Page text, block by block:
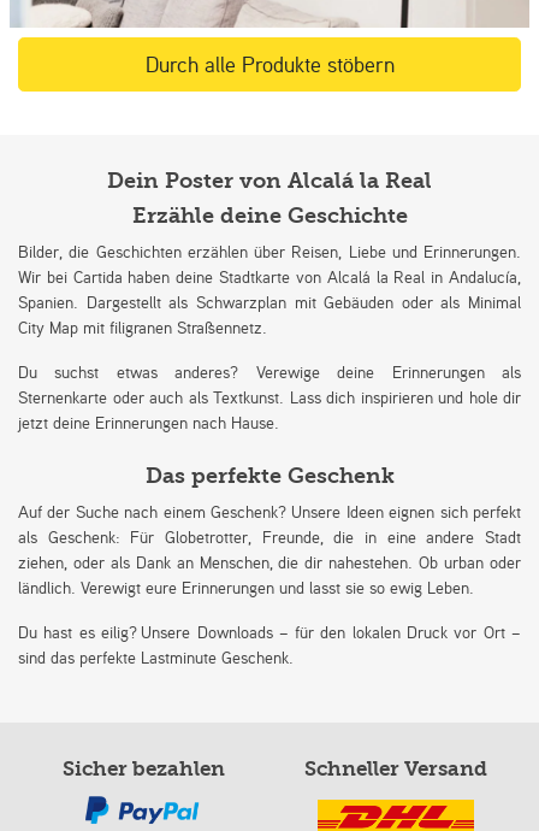
Durch alle Produkte stöbern
Dein Poster von Alcalá la Real
Erzähle deine Geschichte
Bilder, die Geschichten erzählen über Reisen, Liebe und Erinnerungen.
Wir bei Cartida haben deine Stadtkarte von Alcalá la Real in Andalucía,
Spanien. Dargestellt als Schwarzplan mit Gebäuden oder als Minimal
City Map mit filigranen Straßennetz.
Du suchst etwas anderes? Verewige deine Erinnerungen als
Sternenkarte oder auch als Textkunst. Lass dich inspirieren und hole dir
jetzt deine Erinnerungen nach Hause.
Das perfekte Geschenk
Auf der Suche nach einem Geschenk? Unsere Ideen eignen sich perfekt
als Geschenk: Für Globetrotter, Freunde, die in eine andere Stadt
ziehen, oder als Dank an Menschen, die dir nahestehen. Ob urban oder
ländlich. Verewigt eure Erinnerungen und lasst sie so ewig Leben.
Du hast es eilig? Unsere Downloads – für den lokalen Druck vor Ort –
sind das perfekte Lastminute Geschenk.
Sicher bezahlen Schneller Versand